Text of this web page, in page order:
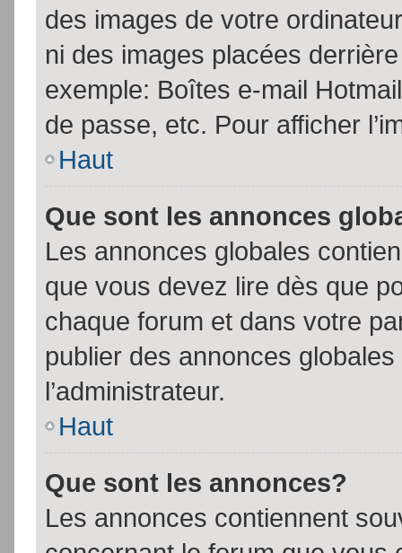
des images de votre
ni des images placées
exemple: Boîtes e-mail
de passe, etc. Pour afficher
Haut
Que sont les annonces
Les annonces globales
que vous devez lire dès que
chaque forum et dans votre
publier des annonces
l’administrateur.
Haut
Que sont les annonces?
Les annonces contiennent